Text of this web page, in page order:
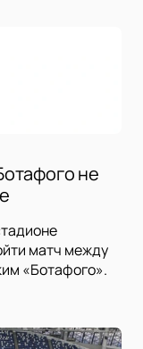
не
матч между
«Ботафого».